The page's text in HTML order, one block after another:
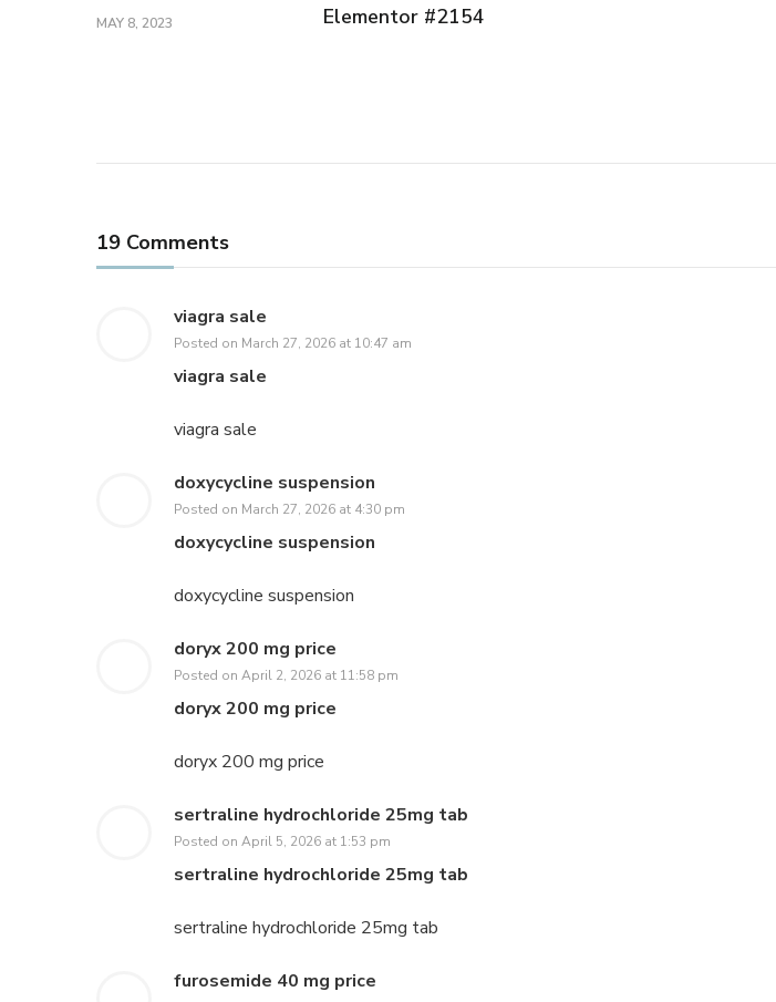
MAY 8, 2023 Elementor #2154
19 Comments
viagra sale
Posted on March 27, 2026 at 10:47 am
viagra sale
viagra sale
doxycycline suspension
Posted on March 27, 2026 at 4:30 pm
doxycycline suspension
doxycycline suspension
doryx 200 mg price
Posted on April 2, 2026 at 11:58 pm
doryx 200 mg price
doryx 200 mg price
sertraline hydrochloride 25mg tab
Posted on April 5, 2026 at 1:53 pm
sertraline hydrochloride 25mg tab
sertraline hydrochloride 25mg tab
furosemide 40 mg price